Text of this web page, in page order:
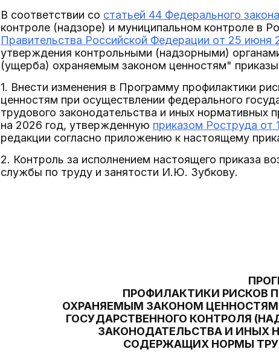
В соответствии со статьей 44 Федерального
контроле (надзоре) и муниципальном контроле в
Правительства Российской Федерации от 25 июня
утверждения контрольными (надзорными)
(ущерба) охраняемым законом ценностям"
1. Внести изменения в Программу профилактики
ценностям при осуществлении федерального
трудового законодательства и иных
на 2026 год, утвержденную приказом Роструда от
редакции согласно приложению к настоящему
2. Контроль за исполнением настоящего приказа
службы по труду и занятости И.Ю. Зубкову.
ПРОФИЛАКТИКИ РИСКОВ
ОХРАНЯЕМЫМ ЗАКОНОМ
ГОСУДАРСТВЕННОГО КОНТРОЛЯ
ЗАКОНОДАТЕЛЬСТВА И ИНЫХ
СОДЕРЖАЩИХ НОРМЫ